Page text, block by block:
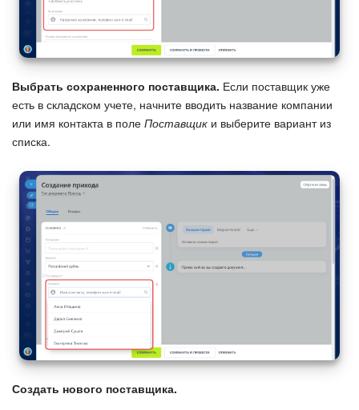
Изменения в статьях (архив)
ПОЛУЧИТЬ БЕСПЛАТНО
ВХОД
Выбрать сохраненного поставщика. Если поставщик уже
есть в складском учете, начните вводить название компании
или имя контакта в поле Поставщик и выберите вариант из
списка.
Создать нового поставщика.